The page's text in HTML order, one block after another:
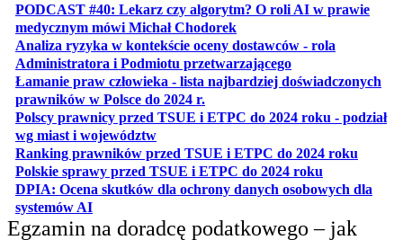
PODCAST #40: Lekarz czy algorytm? O roli AI w prawie
medycznym mówi Michał Chodorekotwiera się w nowej karcie
Analiza ryzyka w kontekście oceny dostawców - rola
Administratora i Podmiotu przetwarzającegootwiera się w
Łamanie praw człowieka - lista najbardziej doświadczonych
prawników w Polsce do 2024 r.
Polscy prawnicy przed TSUE i ETPC do 2024 roku - podział
wg miast i województwotwiera się w nowej karcie
Ranking prawników przed TSUE i ETPC do 2024 roku
Polskie sprawy przed TSUE i ETPC do 2024 roku
DPIA: Ocena skutków dla ochrony danych osobowych dla
systemów AIotwiera się w nowej karcie
Egzamin na doradcę podatkowego – jak